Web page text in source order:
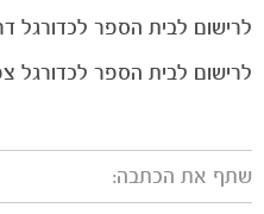
משחקים
לרישום לבית הספר לכדורגל
לרישום לבית הספר לכדורגל
שתף את הכתבה: